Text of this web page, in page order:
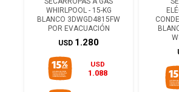
WHIRLPOOL - 15-KG
BLANCO 3DWGD4815FW
POR EVACUACIÓN
USD 1.280
USD
1.088